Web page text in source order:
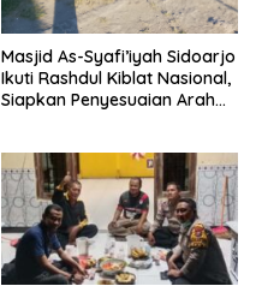
Masjid As-Syafi’iyah Sidoarjo
Ikuti Rashdul Kiblat Nasional,
Siapkan Penyesuaian Arah